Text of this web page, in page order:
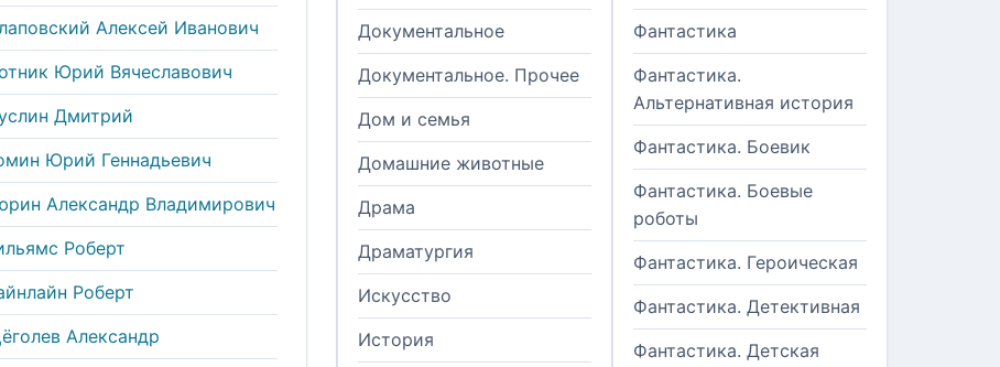
Алексей Иванович
Юрий Вячеславович
Дмитрий
Юрий Геннадьевич
Александр Владимирович
Роберт
Роберт
Александр
Документальное
Документальное. Прочее
Дом и семья
Домашние животные
Драма
Драматургия
Искусство
История
Фантастика
Фантастика.
Альтернативная история
Фантастика. Боевик
Фантастика. Боевые
роботы
Фантастика. Героическая
Фантастика. Детективная
Фантастика. Детская